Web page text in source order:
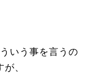
いう事を言うの
、